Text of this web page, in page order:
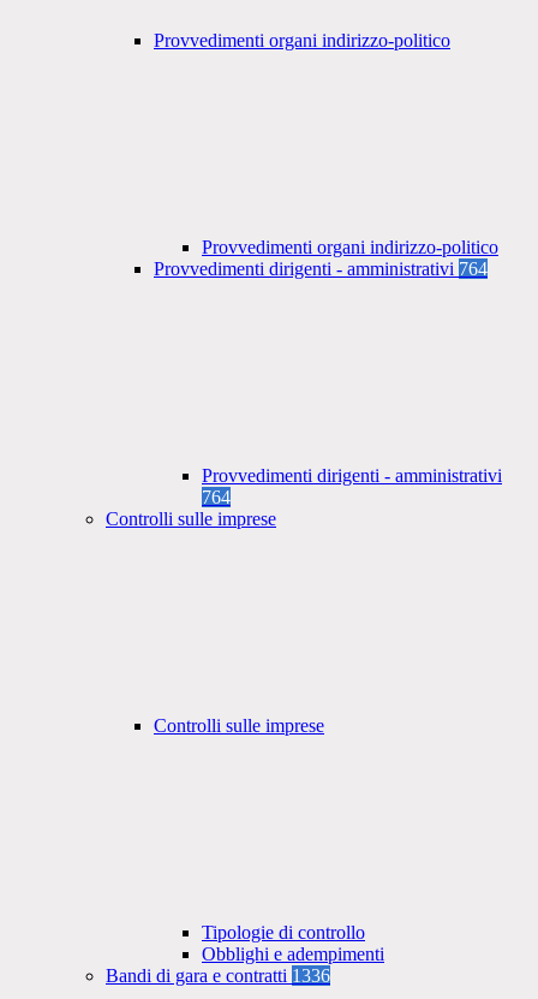
Provvedimenti organi indirizzo-politico
Provvedimenti organi indirizzo-politico
Provvedimenti dirigenti - amministrativi 764
Provvedimenti dirigenti - amministrativi
764
Controlli sulle imprese
Controlli sulle imprese
Tipologie di controllo
Obblighi e adempimenti
Bandi di gara e contratti 1336